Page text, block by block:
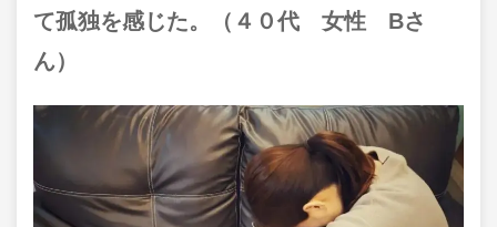
て孤独を感じた。（４０代 女性 Bさ
ん）